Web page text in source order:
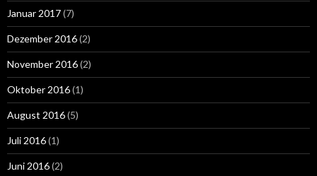
Januar 2017(7)
Dezember 2016(2)
November 2016(2)
Oktober 2016(1)
August 2016(5)
Juli 2016(1)
Juni 2016(2)